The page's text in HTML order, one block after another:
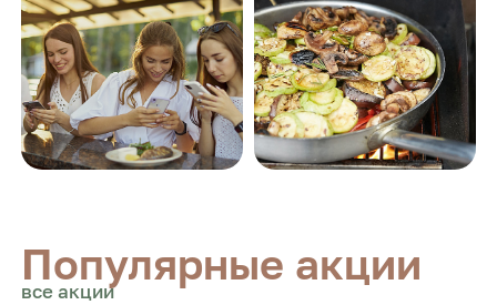
Популярные акции
все акции